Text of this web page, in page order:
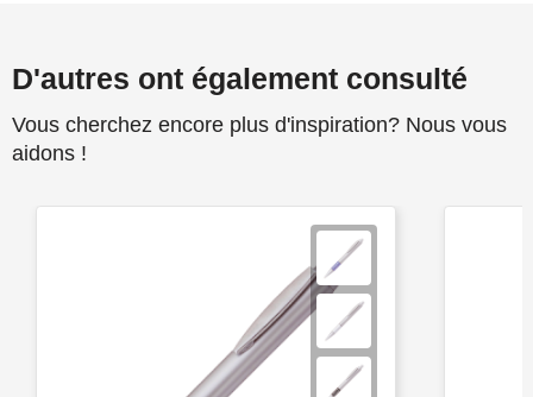
D'autres ont également consulté
Vous cherchez encore plus d'inspiration? Nous vous
aidons !